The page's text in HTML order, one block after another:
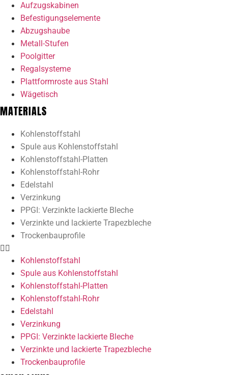
Aufzugskabinen
Befestigungselemente
Abzugshaube
Metall-Stufen
Poolgitter
Regalsysteme
Plattformroste aus Stahl
Wägetisch
MATERIALS
Kohlenstoffstahl
Spule aus Kohlenstoffstahl
Kohlenstoffstahl-Platten
Kohlenstoffstahl-Rohr
Edelstahl
Verzinkung
PPGI: Verzinkte lackierte Bleche
Verzinkte und lackierte Trapezbleche
Trockenbauprofile
Kohlenstoffstahl
Spule aus Kohlenstoffstahl
Kohlenstoffstahl-Platten
Kohlenstoffstahl-Rohr
Edelstahl
Verzinkung
PPGI: Verzinkte lackierte Bleche
Verzinkte und lackierte Trapezbleche
Trockenbauprofile